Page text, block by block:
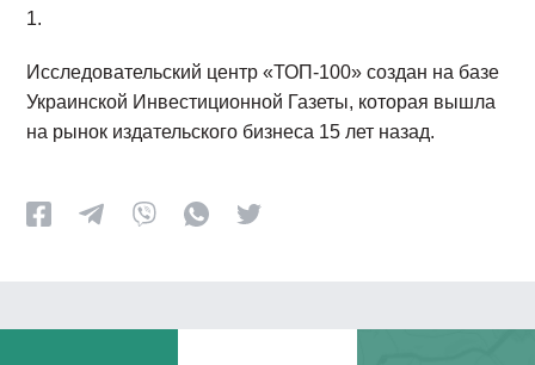
1.
Исследовательский центр «ТОП-100» создан на базе
Украинской Инвестиционной Газеты, которая вышла
на рынок издательского бизнеса 15 лет назад.